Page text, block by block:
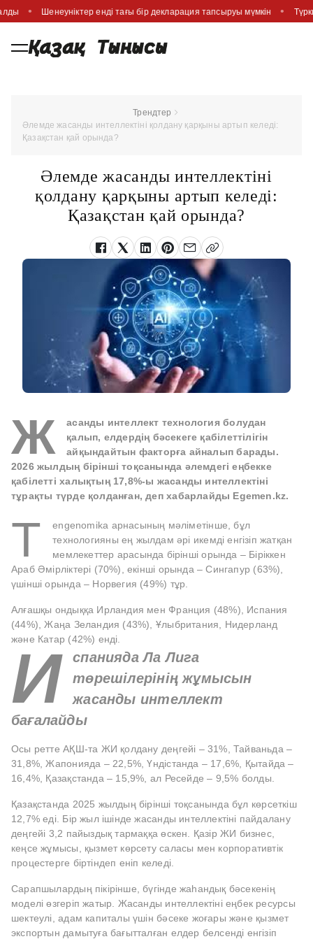
Шенеуніктер енді тағы бір декларация тапсыруы мүмкін
Трендтер
Әлемде жасанды интеллектіні қолдану қарқыны артып келеді:
Қазақстан қай орында?
Әлемде жасанды интеллектіні
қолдану қарқыны артып келеді:
Қазақстан қай орында?
Ж
асанды интеллект технология болудан
қалып, елдердің бәсекеге қабілеттілігін
айқындайтын факторға айналып барады.
2026 жылдың бірінші тоқсанында әлемдегі еңбекке
қабілетті халықтың 17,8%-ы жасанды интеллектіні
тұрақты түрде қолданған, деп хабарлайды Egemen.kz.
T
engenomika арнасының мәліметінше, бұл
технологияны ең жылдам әрі икемді енгізіп жатқан
мемлекеттер арасында бірінші орында – Біріккен
Араб Әмірліктері (70%), екінші орында – Сингапур (63%),
үшінші орында – Норвегия (49%) тұр.
Алғашқы ондыққа Ирландия мен Франция (48%), Испания
(44%), Жаңа Зеландия (43%), Ұлыбритания, Нидерланд
және Катар (42%) енді.
И
спанияда Ла Лига
төрешілерінің жұмысын
жасанды интеллект
бағалайды
Осы ретте АҚШ-та ЖИ қолдану деңгейі – 31%, Тайваньда –
31,8%, Жапонияда – 22,5%, Үндістанда – 17,6%, Қытайда –
16,4%, Қазақстанда – 15,9%, ал Ресейде – 9,5% болды.
Қазақстанда 2025 жылдың бірінші тоқсанында бұл көрсеткіш
12,7% еді. Бір жыл ішінде жасанды интеллектіні пайдалану
деңгейі 3,2 пайыздық тармаққа өскен. Қазір ЖИ бизнес,
кеңсе жұмысы, қызмет көрсету саласы мен корпоративтік
процестерге біртіндеп еніп келеді.
Сарапшылардың пікірінше, бүгінде жаһандық бәсекенің
моделі өзгеріп жатыр. Жасанды интеллектіні еңбек ресурсы
шектеулі, адам капиталы үшін бәсеке жоғары және қызмет
экспортын дамытуға бағытталған елдер белсенді енгізіп